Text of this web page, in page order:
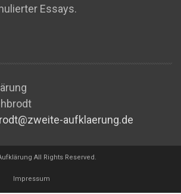
Essays.
aufklaerung.de
All Rights Reserved.
Impressum